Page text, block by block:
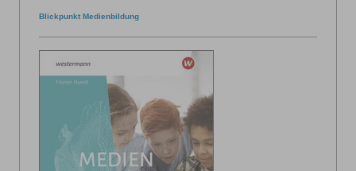
Blickpunkt Medienbildung